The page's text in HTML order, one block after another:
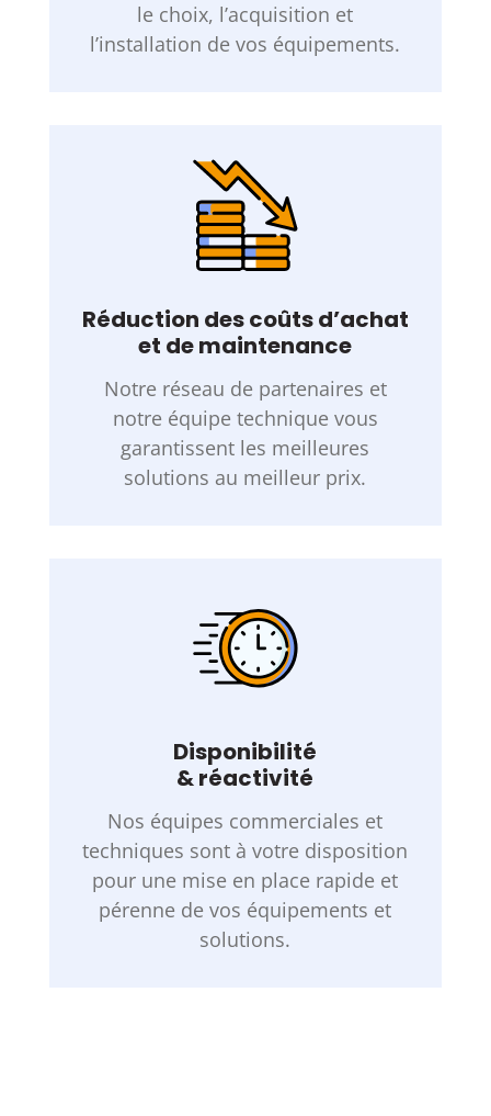
le choix, l’acquisition et
l’installation de vos équipements.
Réduction des coûts d’achat
et de maintenance
Notre réseau de partenaires et
notre équipe technique vous
garantissent les meilleures
solutions au meilleur prix.
Disponibilité
& réactivité
Nos équipes commerciales et
techniques sont à votre disposition
pour une mise en place rapide et
pérenne de vos équipements et
solutions.